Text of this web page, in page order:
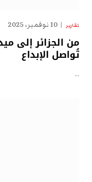
تقارير 10 نوفمبر، 2025
من الجزائر إلى
تُواصل الإبداع
…